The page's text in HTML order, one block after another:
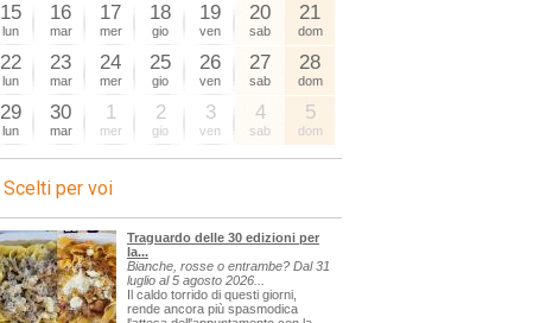
15
lun
16
mar
17
mer
18
gio
19
ven
20
sab
21
dom
22
lun
23
mar
24
mer
25
gio
26
ven
27
sab
28
dom
29
lun
30
mar
1
mer
2
gio
3
ven
4
sab
5
dom
Scelti per voi
Traguardo delle 30 edizioni per
la...
Bianche, rosse o entrambe? Dal 31
luglio al 5 agosto 2026...
Il caldo torrido di questi giorni,
rende ancora più spasmodica